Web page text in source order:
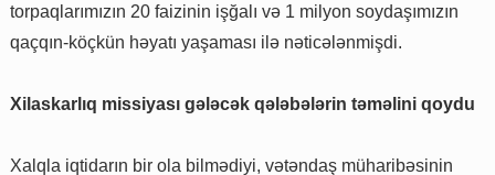
torpaqlarımızın 20 faizinin işğalı və 1 milyon soydaşımızın
qaçqın-köçkün həyatı yaşaması ilə nəticələnmişdi.
Xilaskarlıq missiyası gələcək qələbələrin təməlini qoydu
Xalqla iqtidarın bir ola bilmədiyi, vətəndaş müharibəsinin